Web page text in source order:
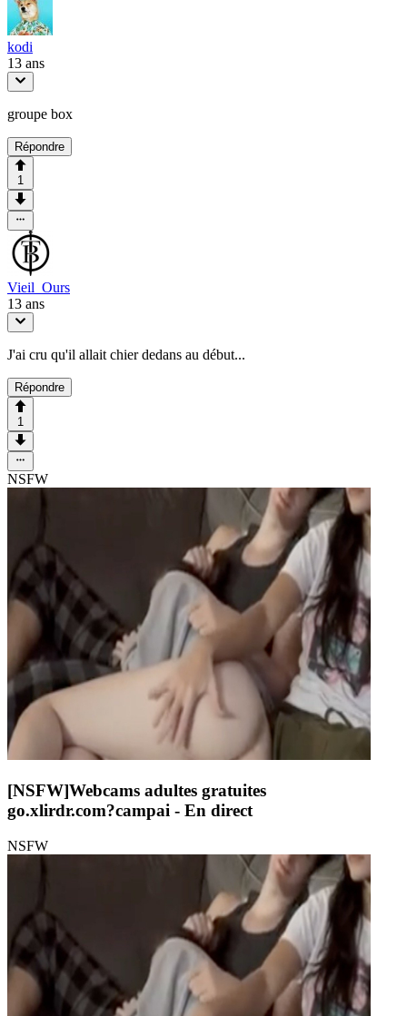
kodi
13 ans
groupe box
Répondre
1
Vieil_Ours
13 ans
J'ai cru qu'il allait chier dedans au début...
Répondre
1
NSFW
[NSFW]Webcams adultes gratuites
go.xlirdr.com?campai - En direct
NSFW